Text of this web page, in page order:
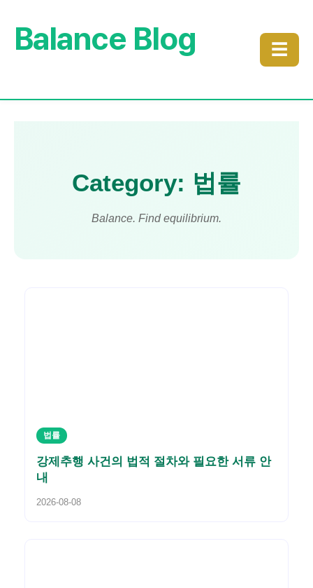
Balance Blog ☰
Category: 법률
Balance. Find equilibrium.
법률
강제추행 사건의 법적 절차와 필요한 서류 안
내
2026-08-08